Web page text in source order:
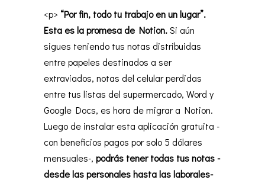
<p> “Por fin, todo tu trabajo en un lugar”.
Esta es la promesa de Notion.Si aún
sigues teniendo tus notas distribuidas
entre papeles destinados a ser
extraviados, notas del celular perdidas
entre tus listas del supermercado, Word y
Google Docs, es hora de migrar a Notion.
Luego de instalar esta aplicación gratuita -
con beneficios pagos por solo 5 dólares
mensuales-, podrás tener todas tus notas -
desde las personales hasta las laborales-